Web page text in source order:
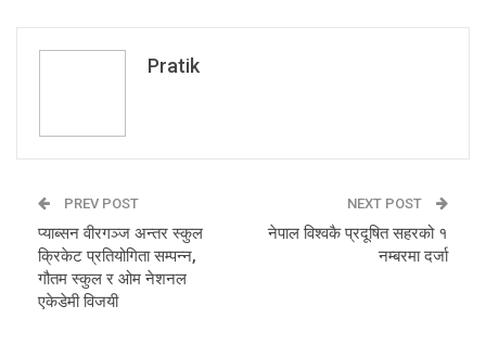
Pratik
PREV POST
प्याब्सन वीरगञ्ज अन्तर स्कुल
क्रिकेट प्रतियोगिता सम्पन्न,
गौतम स्कुल र ओम नेशनल
एकेडेमी विजयी
NEXT POST
नेपाल विश्वकै प्रदूषित सहरको १
नम्बरमा दर्जा